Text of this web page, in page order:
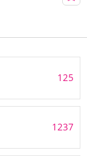
125
1237